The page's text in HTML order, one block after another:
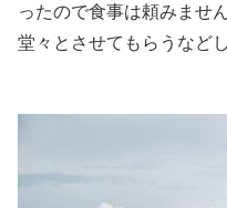
ったので食事は頼みませ
堂々とさせてもらうなど